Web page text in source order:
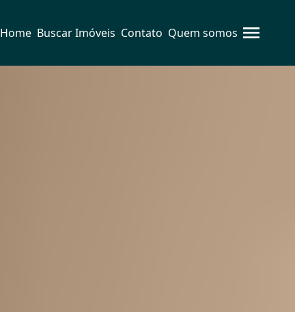
Home Buscar Imóveis Contato Quem somos